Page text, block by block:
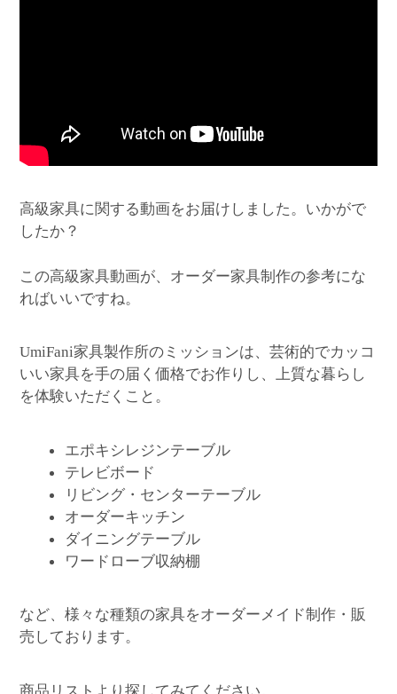
高級家具に関する動画をお届けしました。いかがで
したか？
この高級家具動画が、オーダー家具制作の参考にな
ればいいですね。
UmiFani家具製作所のミッションは、芸術的でカッコ
いい家具を手の届く価格でお作りし、上質な暮らし
を体験いただくこと。
エポキシレジンテーブル
テレビボード
リビング・センターテーブル
オーダーキッチン
ダイニングテーブル
ワードローブ収納棚
など、様々な種類の家具をオーダーメイド制作・販
売しております。
商品リストより探してみてください。